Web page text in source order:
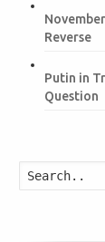
Reverse
Putin in
Question